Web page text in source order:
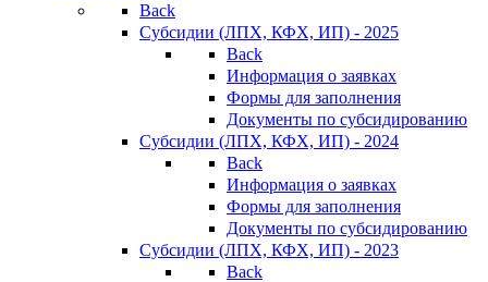
Back
Субсидии (ЛПХ, КФХ, ИП) - 2025
Back
Информация о заявках
Формы для заполнения
Документы по субсидированию
Субсидии (ЛПХ, КФХ, ИП) - 2024
Back
Информация о заявках
Формы для заполнения
Документы по субсидированию
Субсидии (ЛПХ, КФХ, ИП) - 2023
Back